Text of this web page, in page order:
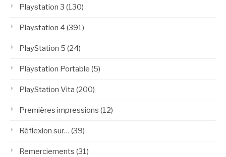
Playstation 3 (130)
Playstation 4 (391)
PlayStation 5 (24)
Playstation Portable (5)
PlayStation Vita (200)
Premières impressions (12)
Réflexion sur… (39)
Remerciements (31)